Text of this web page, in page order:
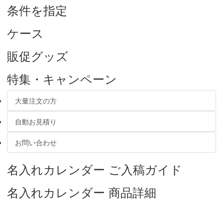
条件を指定
ケース
販促グッズ
特集・キャンペーン
大量注文の方
自動お見積り
お問い合わせ
名入れカレンダー ご入稿ガイド
名入れカレンダー 商品詳細